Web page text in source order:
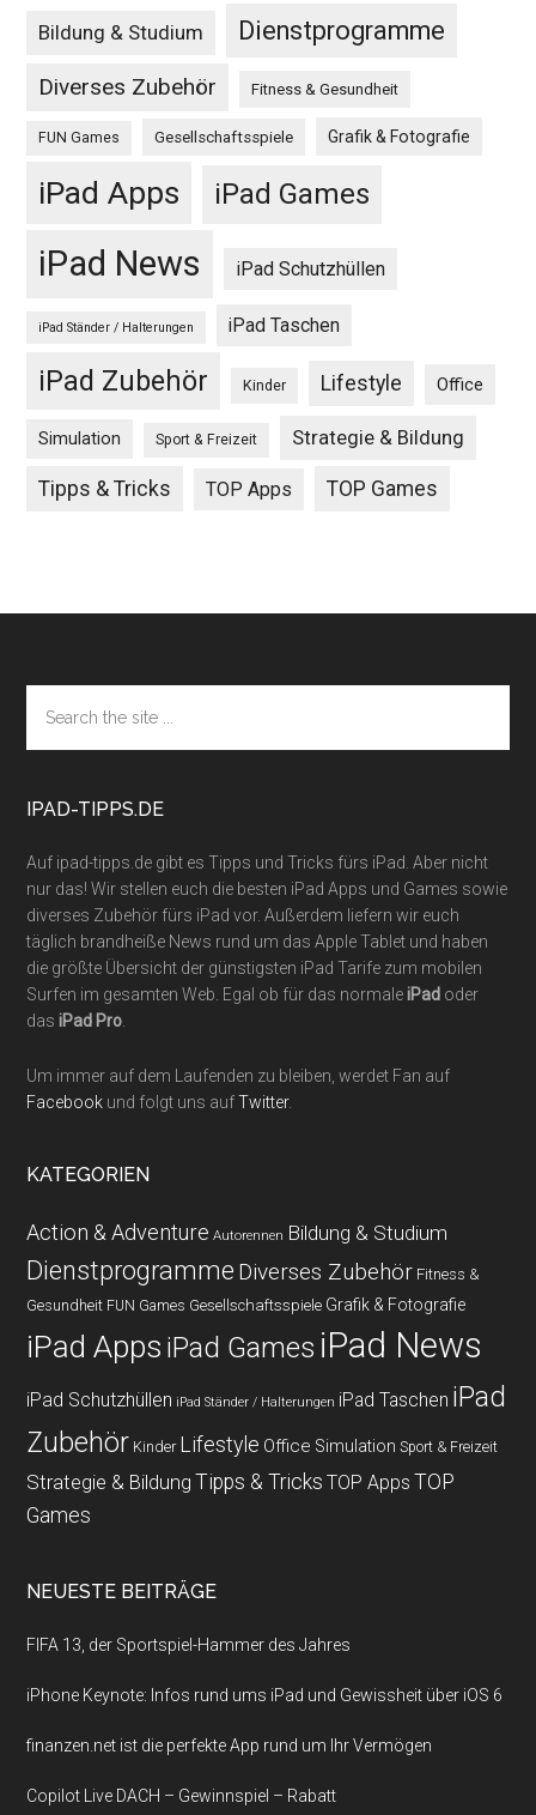
Bildung & Studium Dienstprogramme
Diverses Zubehör Fitness & Gesundheit
FUN Games Gesellschaftsspiele Grafik & Fotografie
iPad Apps iPad Games
iPad News iPad Schutzhüllen
iPad Ständer / Halterungen iPad Taschen
iPad Zubehör Kinder Lifestyle Office
Simulation Sport & Freizeit Strategie & Bildung
Tipps & Tricks TOP Apps TOP Games
Footer
the
site
IPAD-TIPPS.DE
Auf ipad-tipps.de gibt es Tipps und Tricks fürs iPad. Aber nicht
nur das! Wir stellen euch die besten iPad Apps und Games sowie
diverses Zubehör fürs iPad vor. Außerdem liefern wir euch
täglich brandheiße News rund um das Apple Tablet und haben
die größte Übersicht der günstigsten iPad Tarife zum mobilen
Surfen im gesamten Web. Egal ob für das normaleiPad oder
dasiPad Pro
Um immer auf dem Laufenden zu bleiben, werdet Fan auf
Facebook und folgt uns aufTwitter.
KATEGORIEN
Action & Adventure Autorennen Bildung & Studium
Dienstprogramme Diverses Zubehör Fitness &
Gesundheit FUN Games Gesellschaftsspiele Grafik & Fotografie
iPad Apps iPad Games iPad News
iPad Schutzhüllen iPad Ständer / Halterungen iPad Taschen iPad
Zubehör Kinder Lifestyle Office Simulation Sport & Freizeit
Strategie & Bildung Tipps & Tricks TOP Apps TOP
Games
NEUESTE BEITRÄGE
FIFA 13, der Sportspiel-Hammer des Jahres
iPhone Keynote: Infos rund ums iPad und Gewissheit über iOS 6
finanzen.net ist die perfekte App rund um Ihr Vermögen
Copilot Live DACH – Gewinnspiel – Rabatt